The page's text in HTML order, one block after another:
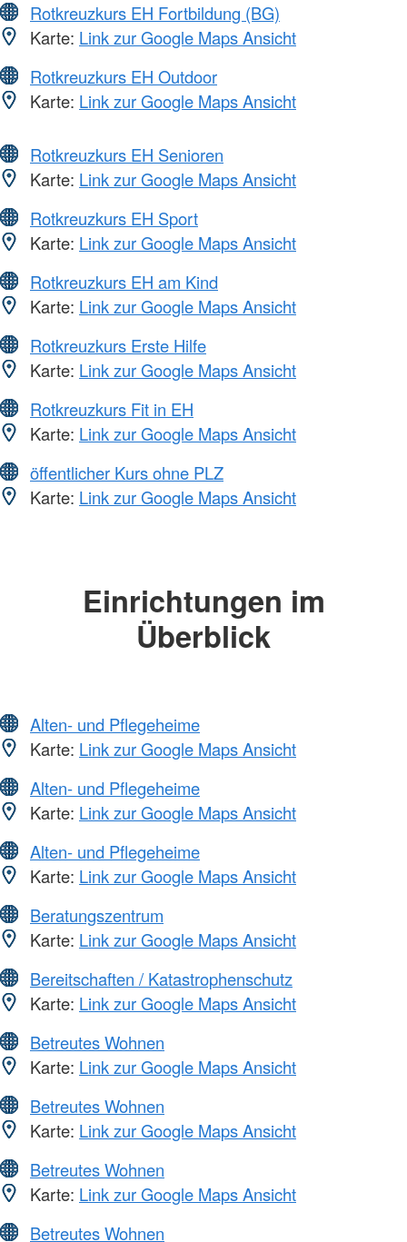
Rotkreuzkurs EH Fortbildung (BG)
Karte: Link zur Google Maps Ansicht
Rotkreuzkurs EH Outdoor
Karte: Link zur Google Maps Ansicht
Rotkreuzkurs EH Senioren
Karte: Link zur Google Maps Ansicht
Rotkreuzkurs EH Sport
Karte: Link zur Google Maps Ansicht
Rotkreuzkurs EH am Kind
Karte: Link zur Google Maps Ansicht
Rotkreuzkurs Erste Hilfe
Karte: Link zur Google Maps Ansicht
Rotkreuzkurs Fit in EH
Karte: Link zur Google Maps Ansicht
öffentlicher Kurs ohne PLZ
Karte: Link zur Google Maps Ansicht
Einrichtungen im
Überblick
Alten- und Pflegeheime
Karte: Link zur Google Maps Ansicht
Alten- und Pflegeheime
Karte: Link zur Google Maps Ansicht
Alten- und Pflegeheime
Karte: Link zur Google Maps Ansicht
Beratungszentrum
Karte: Link zur Google Maps Ansicht
Bereitschaften / Katastrophenschutz
Karte: Link zur Google Maps Ansicht
Betreutes Wohnen
Karte: Link zur Google Maps Ansicht
Betreutes Wohnen
Karte: Link zur Google Maps Ansicht
Betreutes Wohnen
Karte: Link zur Google Maps Ansicht
Betreutes Wohnen